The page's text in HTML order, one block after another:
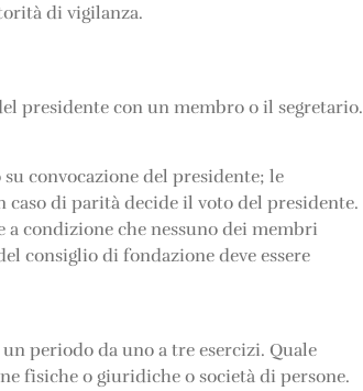
di vigilanza.
presidente con un membro o il segretario.
convocazione del presidente; le
caso di parità decide il voto del presidente.
a condizione che nessuno dei membri
consiglio di fondazione deve essere
periodo da uno a tre esercizi. Quale
fisiche o giuridiche o società di persone.